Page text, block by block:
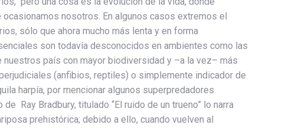
nosotros. En algunos casos extremos el
sólo que ahora mucho más lenta y en forma
son todavía desconocidos en ambientes como las
país con mayor biodiversidad y –a la vez– más
(anfibios, reptiles) o simplemente indicador de
harpía, por mencionar algunos superpredadores
Ray Bradbury, titulado “El ruido de un trueno” lo narra
prehistórica; debido a ello, cuando vuelven al